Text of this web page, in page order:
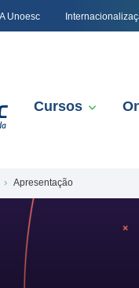
A Unoesc
Cursos
Apresentação